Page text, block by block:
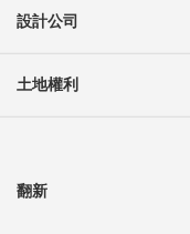
設計公司
土地權利
翻新